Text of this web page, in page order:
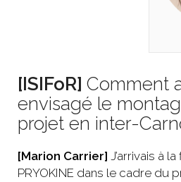
[ISIFoR] Comment
envisagé le
projet en inter-
[Marion Carrier] J’arrivais à
PRYOKINE dans le cadre du